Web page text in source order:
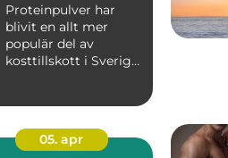
Proteinpulver har
blivit en allt mer
populär del av
kosttillskott i Sverige,
05. apr